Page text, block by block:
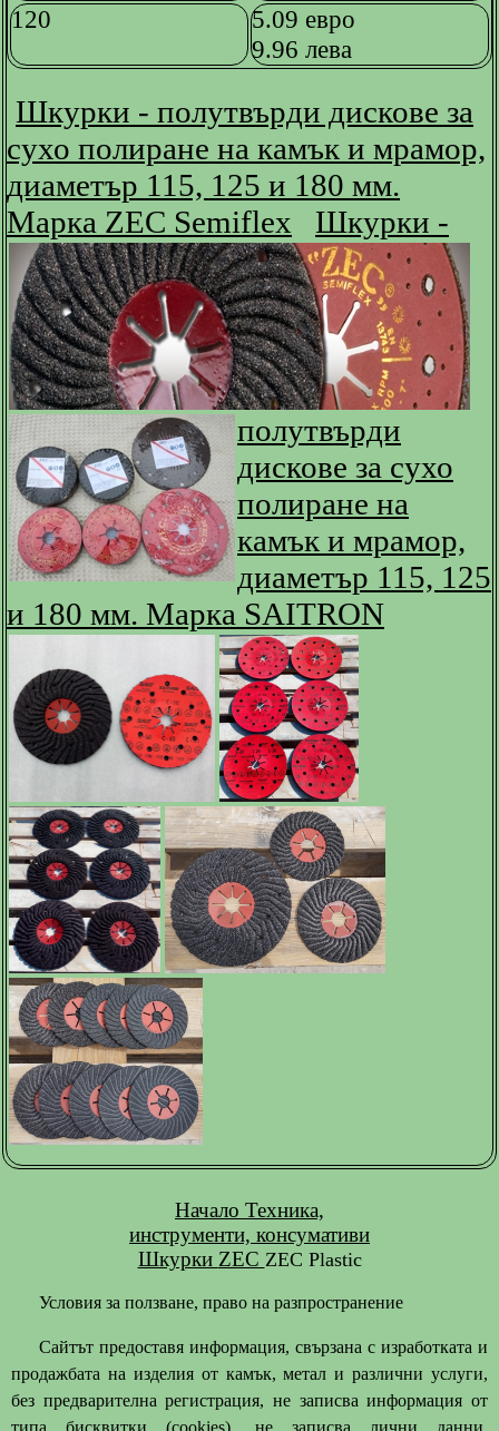
120
5.09 евро
9.96 лева
Шкурки - полутвърди дискове за
сухо полиране на камък и мрамор,
диаметър 115, 125 и 180 мм.
Марка ZEC Semiflex
Шкурки -
полутвърди
дискове за сухо
полиране на
камък и мрамор,
диаметър 115, 125
и 180 мм. Марка SAITRON
Начало Техника,
инструменти, консумативи
Шкурки ZEC ZEC Plastic
Условия за ползване, право на разпространение
Сайтът предоставя информация, свързана с изработката и
продажбата на изделия от камък, метал и различни услуги,
без предварителна регистрация, не записва информация от
типа бисквитки (cookies), не записва лични данни.